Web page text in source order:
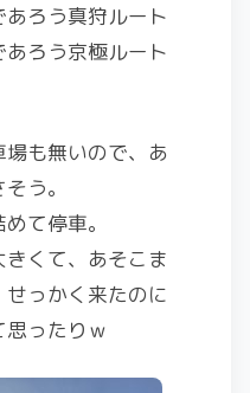
ろう真狩ルート
ろう京極ルート
も無いので、あ
う。
て停車。
くて、あそこま
っかく来たのに
ったりｗ